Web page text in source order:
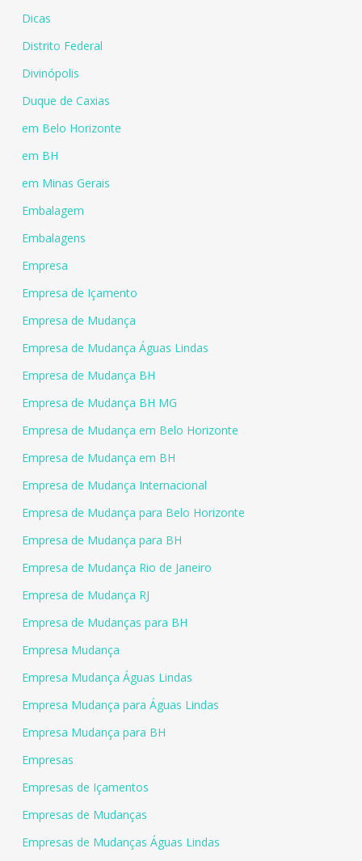
Dicas
Distrito Federal
Divinópolis
Duque de Caxias
em Belo Horizonte
em BH
em Minas Gerais
Embalagem
Embalagens
Empresa
Empresa de Içamento
Empresa de Mudança
Empresa de Mudança Águas Lindas
Empresa de Mudança BH
Empresa de Mudança BH MG
Empresa de Mudança em Belo Horizonte
Empresa de Mudança em BH
Empresa de Mudança Internacional
Empresa de Mudança para Belo Horizonte
Empresa de Mudança para BH
Empresa de Mudança Rio de Janeiro
Empresa de Mudança RJ
Empresa de Mudanças para BH
Empresa Mudança
Empresa Mudança Águas Lindas
Empresa Mudança para Águas Lindas
Empresa Mudança para BH
Empresas
Empresas de Içamentos
Empresas de Mudanças
Empresas de Mudanças Águas Lindas